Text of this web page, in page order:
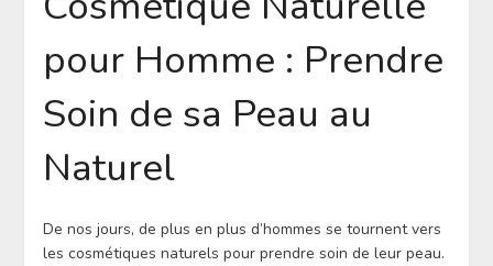
pour Homme : Prendre
Soin de sa Peau au
Naturel
De nos jours, de plus en plus d’hommes se tournent vers
les cosmétiques naturels pour prendre soin de leur peau.